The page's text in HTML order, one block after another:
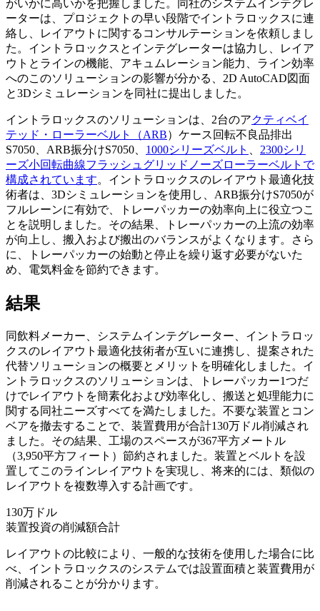
がいかに高いかを把握しました。同社のシステムインテグレ
ーターは、プロジェクトの早い段階でイントラロックスに連
絡し、レイアウトに関するコンサルテーションを依頼しまし
た。イントラロックスとインテグレーターは協力し、レイア
ウトとラインの機能、アキュムレーション能力、ライン効率
へのこのソリューションの影響が分かる、2D AutoCAD図面
と3Dシミュレーションを同社に提出しました。
イントラロックスのソリューションは、2台のアクティベイ
テッド・ローラーベルト（ARB）ケース回転不良品排出
S7050、ARB振分けS7050、 1000シリーズベルト
2300シリ
ーズ小回転曲線フラッシュグリッドノーズローラーベルトで
構成されています。イントラロックスのレイアウト最適化技
術者は、3Dシミュレーションを使用し、ARB振分けS7050が
フルレーンに有効で、トレーパッカーの効率向上に役立つこ
とを説明しました。その結果、トレーパッカーの上流の効率
が向上し、搬入および搬出のバランスがよくなります。さら
に、トレーパッカーの始動と停止を繰り返す必要がないた
め、電気料金を節約できます。
結果
同飲料メーカー、システムインテグレーター、イントラロッ
クスのレイアウト最適化技術者が互いに連携し、提案された
代替ソリューションの概要とメリットを明確化しました。イ
ントラロックスのソリューションは、トレーパッカー1つだ
けでレイアウトを簡素化および効率化し、搬送と処理能力に
関する同社ニーズすべてを満たしました。不要な装置とコン
ベアを撤去することで、装置費用が合計130万ドル削減され
ました。その結果、工場のスペースが367平方メートル
（3,950平方フィート）節約されました。装置とベルトを設
置してこのラインレイアウトを実現し、将来的には、類似の
レイアウトを複数導入する計画です。
130万 ドル
装置投資の削減額合計
レイアウトの比較により、一般的な技術を使用した場合に比
べ、イントラロックスのシステムでは設置面積と装置費用が
削減されることが分かります。